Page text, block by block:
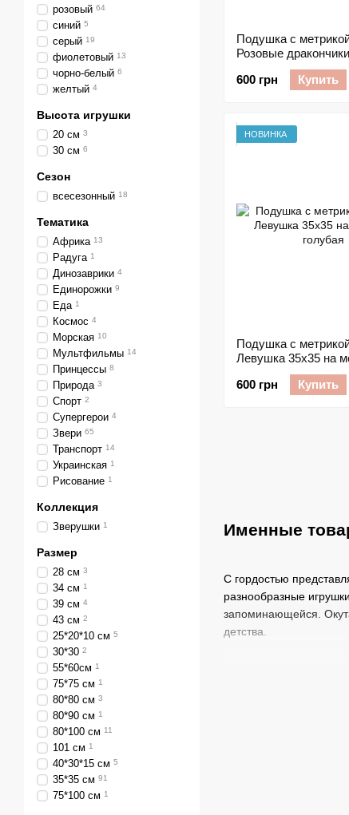
Именные
С гордостью
разнообразные
запоминающейся.
детства.
Подушка с
Розовые
600 грн
Купить
НОВИНКА
Подушка с метрикой и
Левушка 35х35 на
600 грн
Купить
розовый 64
синий 5
серый 19
фиолетовый 13
чорно-белый 6
желтый 4
Высота игрушки
20 см 3
30 см 6
Сезон
всесезонный 18
Тематика
Африка 13
Радуга 1
Динозаврики 4
Единорожки 9
Еда 1
Космос 4
Морская 10
Мультфильмы 14
Принцессы 8
Природа 3
Спорт 2
Супергерои 4
Звери 65
Транспорт 14
Украинская 1
Рисование 1
Коллекция
Зверушки 1
Размер
28 см 3
34 см 1
39 см 4
43 см 2
25*20*10 см 5
30*30 2
55*60см 1
75*75 см 1
80*80 см 3
80*90 см 1
80*100 см 11
101 см 1
40*30*15 см 5
35*35 см 91
75*100 см 1